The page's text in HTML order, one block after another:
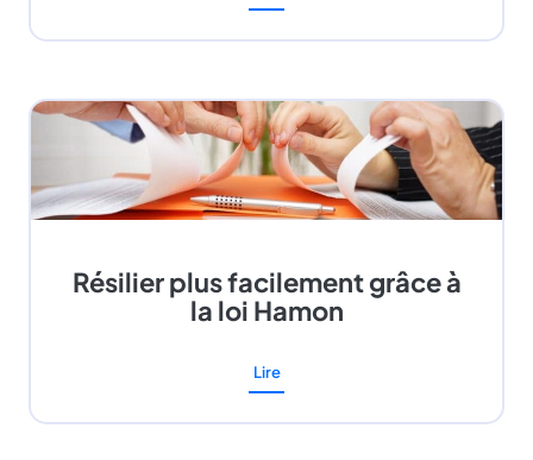
Résilier plus facilement grâce à
la loi Hamon
Lire